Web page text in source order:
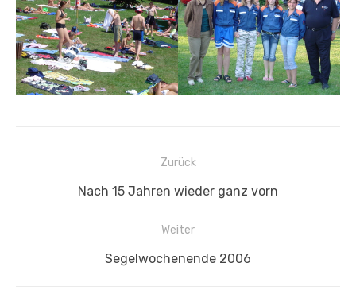
Beitragsnavigation
Zurück
Vorheriger
Nach 15 Jahren wieder ganz vorn
Weiter
Nächster
Segelwochenende 2006